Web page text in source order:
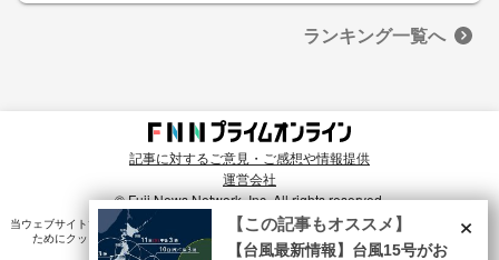
ランキング一覧へ
記事に対するご意見・ご感想や情報提供
運営会社
© Fuji News Network, Inc. All rights reserved.
当ウェブサイトでは、ユーザのニーズ・興味・関⼼に合致したコンテンツや広告配信を提供する
ためにクッキーを使⽤しています。詳細は、
プライバシーポリシー をご確認ください。×
【この記事もオススメ】
【台風最新情報】台風15号がお